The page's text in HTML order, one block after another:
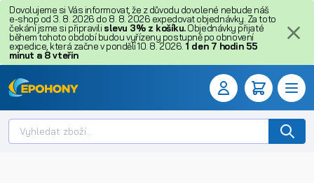
Dovolujeme si Vás informovat, že z důvodu dovolené nebude náš
e-shop od 3. 8. 2026 do 8. 8. 2026 expedovat objednávky. Za toto
čekání jsme si připravili slevu 3% z košíku.Objednávky přijaté
během tohoto období budou vyřízeny postupně po obnovení
expedice, která začne v pondělí 10. 8. 2026. 1 den 7 hodin 55
minut a 7 vteřin